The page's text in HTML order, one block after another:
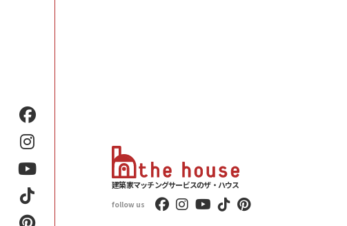
建築家マッチングサービスのザ・ハウス
follow us